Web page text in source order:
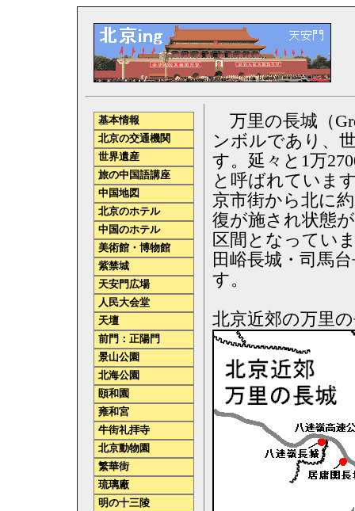
万里の長城（
ンボルであり、
す。延々と1万
と呼ばれていま
京市街から北に
復が施され状態
区間となってい
田峪長城・司馬
す。
北京近郊の万里
基本情報
北京の交通機関
世界遺産
旅の中国語講座
中国地図
北京のホテル
中国のホテル
美術館・博物館
紫禁城
天安門広場
人民大会堂
天壇
前門：正陽門
景山公園
北海公園
頤和園
雍和宮
牛街礼拝寺
北京動物園
繁華街
琉璃廠
明の十三陵